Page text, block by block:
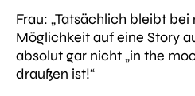
Frau: „Tatsächlich bleibt
Möglichkeit auf eine Story
absolut gar nicht „in the
draußen ist!“